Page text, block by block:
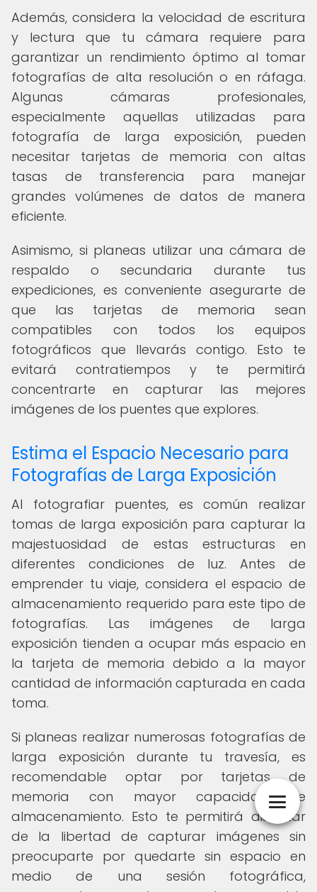
Además, considera la velocidad de escritura
y lectura que tu cámara requiere para
garantizar un rendimiento óptimo al tomar
fotografías de alta resolución o en ráfaga.
Algunas cámaras profesionales,
especialmente aquellas utilizadas para
fotografía de larga exposición, pueden
necesitar tarjetas de memoria con altas
tasas de transferencia para manejar
grandes volúmenes de datos de manera
eficiente.
Asimismo, si planeas utilizar una cámara de
respaldo o secundaria durante tus
expediciones, es conveniente asegurarte de
que las tarjetas de memoria sean
compatibles con todos los equipos
fotográficos que llevarás contigo. Esto te
evitará contratiempos y te permitirá
concentrarte en capturar las mejores
imágenes de los puentes que explores.
Estima el Espacio Necesario para
Fotografías de Larga Exposición
Al fotografiar puentes, es común realizar
tomas de larga exposición para capturar la
majestuosidad de estas estructuras en
diferentes condiciones de luz. Antes de
emprender tu viaje, considera el espacio de
almacenamiento requerido para este tipo de
fotografías. Las imágenes de larga
exposición tienden a ocupar más espacio en
la tarjeta de memoria debido a la mayor
cantidad de información capturada en cada
toma.
Si planeas realizar numerosas fotografías de
larga exposición durante tu travesía, es
recomendable optar por tarjetas de
memoria con mayor capacidad de
almacenamiento. Esto te permitirá disfrutar
de la libertad de capturar imágenes sin
preocuparte por quedarte sin espacio en
medio de una sesión fotográfica,